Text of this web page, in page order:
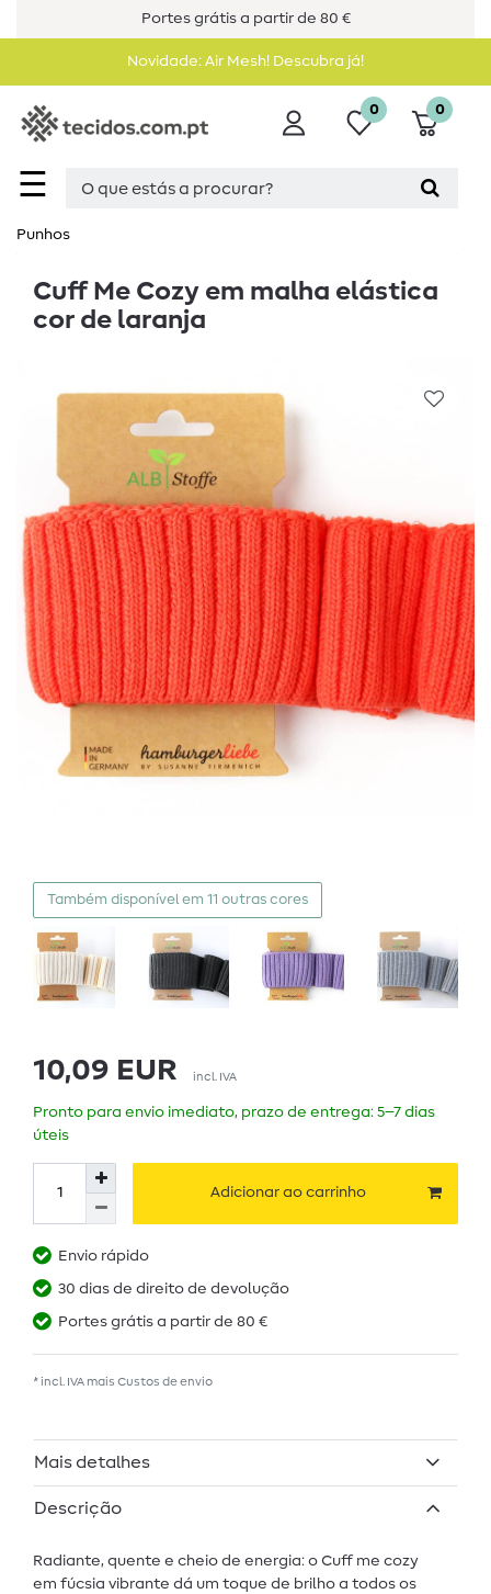
Portes grátis a partir de 80 €
Novidade: Air Mesh! Descubra já!
☰
0 0
Punhos
Cuff Me Cozy em malha elástica
cor de laranja
Também disponível em 11 outras cores
10,09 EUR incl. IVA
Pronto para envio imediato, prazo de entrega: 5–7 dias
úteis
Adicionar ao carrinho
Envio rápido
30 dias de direito de devolução
Portes grátis a partir de 80 €
* incl. IVA mais Custos de envio
Mais detalhes
Descrição
Radiante, quente e cheio de energia: o Cuff me cozy
em fúcsia vibrante dá um toque de brilho a todos os